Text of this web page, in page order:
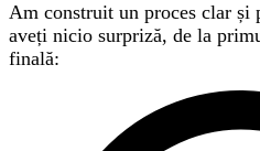
Am construit un proces clar
aveți nicio surpriză, de la
finală: